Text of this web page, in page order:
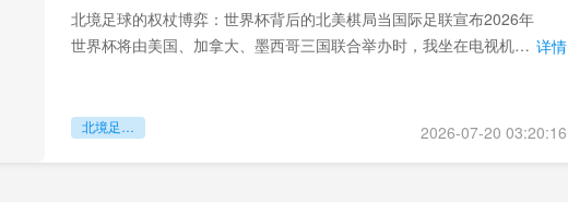
北境足球的权杖博弈：世界杯背后的北美棋局当国际足联宣布2026年
世界杯将由美国、加拿大、墨西哥三国联合举办时，我坐在电视机
详情
北境足球的权杖博弈：世界杯背后的北美棋局 2026-07-20 03:20:16